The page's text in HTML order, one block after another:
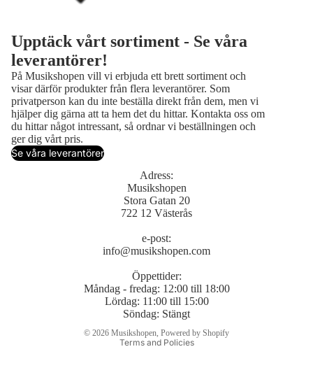
Upptäck vårt sortiment - Se våra
leverantörer!
På Musikshopen vill vi erbjuda ett brett sortiment och
visar därför produkter från flera leverantörer. Som
privatperson kan du inte beställa direkt från dem, men vi
hjälper dig gärna att ta hem det du hittar. Kontakta oss om
du hittar något intressant, så ordnar vi beställningen och
ger dig vårt pris.
Se våra leverantörer
Adress:
Musikshopen
Stora Gatan 20
722 12 Västerås
e-post:
info@musikshopen.com
Öppettider:
Måndag - fredag: 12:00 till 18:00
Lördag: 11:00 till 15:00
Söndag: Stängt
© 2026 Musikshopen Powered by Shopify
Terms and Policies
Privacy policy